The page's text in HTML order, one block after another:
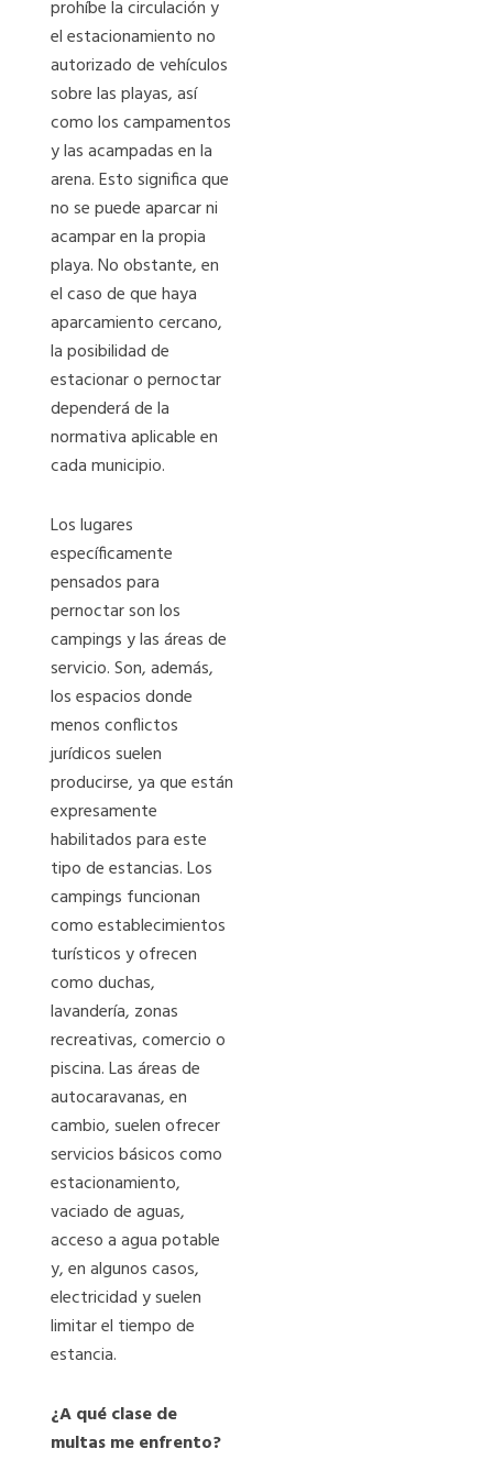
prohíbe la circulación y
el estacionamiento no
autorizado de vehículos
sobre las playas, así
como los campamentos
y las acampadas en la
arena. Esto significa que
no se puede aparcar ni
acampar en la propia
playa. No obstante, en
el caso de que haya
aparcamiento cercano,
la posibilidad de
estacionar o pernoctar
dependerá de la
normativa aplicable en
cada municipio.
Los lugares
específicamente
pensados para
pernoctar son los
campings y las áreas de
servicio. Son, además,
los espacios donde
menos conflictos
jurídicos suelen
producirse, ya que están
expresamente
habilitados para este
tipo de estancias. Los
campings funcionan
como establecimientos
turísticos y ofrecen
como duchas,
lavandería, zonas
recreativas, comercio o
piscina. Las áreas de
autocaravanas, en
cambio, suelen ofrecer
servicios básicos como
estacionamiento,
vaciado de aguas,
acceso a agua potable
y, en algunos casos,
electricidad y suelen
limitar el tiempo de
estancia.
¿A qué clase de
multas me enfrento?